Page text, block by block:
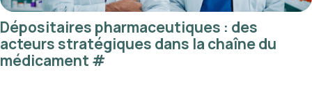
Dépositaires pharmaceutiques : des
acteurs stratégiques dans la chaîne du
médicament #